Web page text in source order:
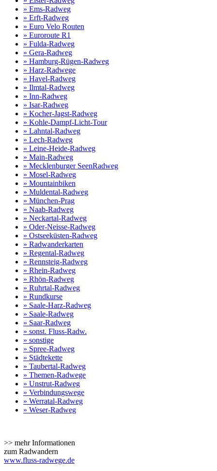
» Ems-Radweg
» Erft-Radweg
» Euro Velo Routen
» Euroroute R1
» Fulda-Radweg
» Gera-Radweg
» Hamburg-Rügen-Radweg
» Harz-Radwege
» Havel-Radweg
» Ilmtal-Radweg
» Inn-Radweg
» Isar-Radweg
» Kocher-Jagst-Radweg
» Kohle-Dampf-Licht-Tour
» Lahntal-Radweg
» Lech-Radweg
» Leine-Heide-Radweg
» Main-Radweg
» Mecklenburger SeenRadweg
» Mosel-Radweg
» Mountainbiken
» Muldental-Radweg
» München-Prag
» Naab-Radweg
» Neckartal-Radweg
» Oder-Neisse-Radweg
» Ostseeküsten-Radweg
» Radwanderkarten
» Regental-Radweg
» Rennsteig-Radweg
» Rhein-Radweg
» Rhön-Radweg
» Ruhrtal-Radweg
» Rundkurse
» Saale-Harz-Radweg
» Saale-Radweg
» Saar-Radweg
» sonst. Fluss-Radw.
» sonstige
» Spree-Radweg
» Städtekette
» Taubertal-Radweg
» Themen-Radwege
» Unstrut-Radweg
» Verbindungswege
» Werratal-Radweg
» Weser-Radweg
>> mehr Informationen
zum Radwandern
www.fluss-radwege.de